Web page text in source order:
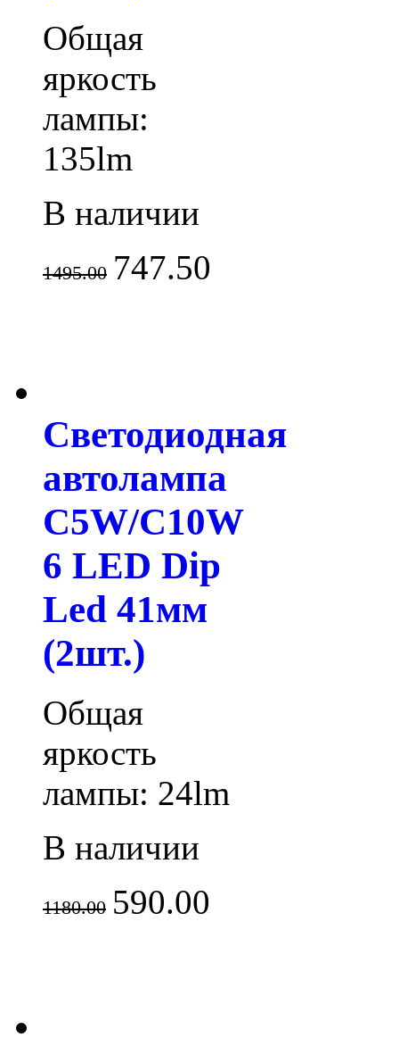
Общая
яркость
лампы:
135lm
В наличии
1495.00 747.50
Светодиодная
автолампа
C5W/C10W
6 LED Dip
Led 41мм
(2шт.)
Общая
яркость
лампы: 24lm
В наличии
1180.00 590.00